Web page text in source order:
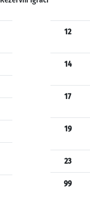
12
14
17
19
23
99